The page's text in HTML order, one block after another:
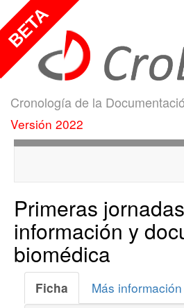
Cronología de la
Versión 2022
Primeras
información y
biomédica
Ficha Más información